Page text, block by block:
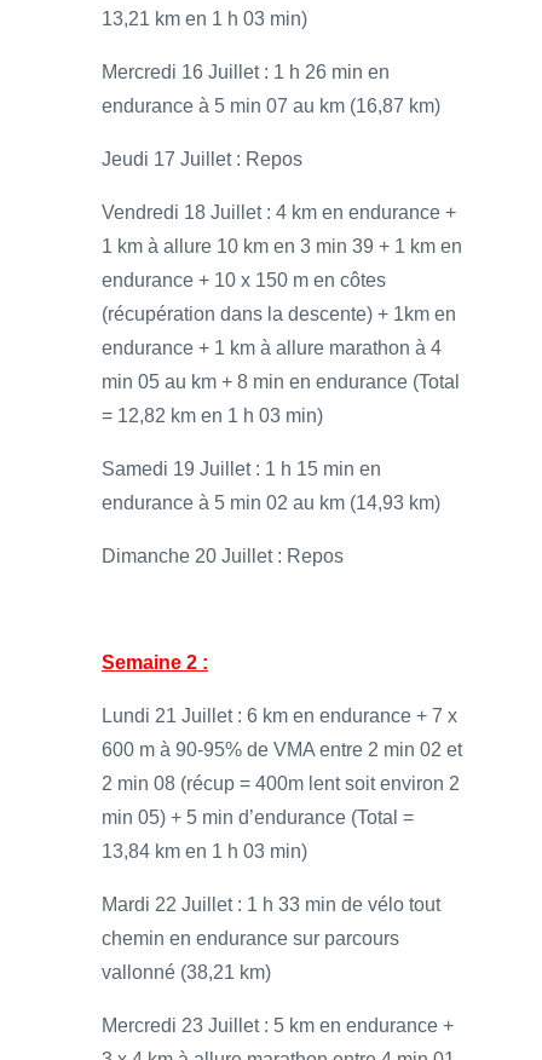
13,21 km en 1 h 03 min)
Mercredi 16 Juillet : 1 h 26 min en
endurance à 5 min 07 au km (16,87 km)
Jeudi 17 Juillet : Repos
Vendredi 18 Juillet : 4 km en endurance +
1 km à allure 10 km en 3 min 39 + 1 km en
endurance + 10 x 150 m en côtes
(récupération dans la descente) + 1km en
endurance + 1 km à allure marathon à 4
min 05 au km + 8 min en endurance (Total
= 12,82 km en 1 h 03 min)
Samedi 19 Juillet : 1 h 15 min en
endurance à 5 min 02 au km (14,93 km)
Dimanche 20 Juillet : Repos
Semaine 2 :
Lundi 21 Juillet : 6 km en endurance + 7 x
600 m à 90-95% de VMA entre 2 min 02 et
2 min 08 (récup = 400m lent soit environ 2
min 05) + 5 min d’endurance (Total =
13,84 km en 1 h 03 min)
Mardi 22 Juillet : 1 h 33 min de vélo tout
chemin en endurance sur parcours
vallonné (38,21 km)
Mercredi 23 Juillet : 5 km en endurance +